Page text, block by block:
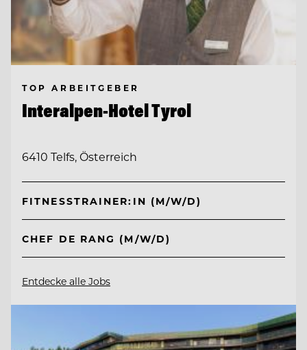
TOP ARBEITGEBER
Interalpen-Hotel Tyrol
6410 Telfs, Österreich
FITNESSTRAINER:IN (M/W/D)
CHEF DE RANG (M/W/D)
Entdecke alle Jobs